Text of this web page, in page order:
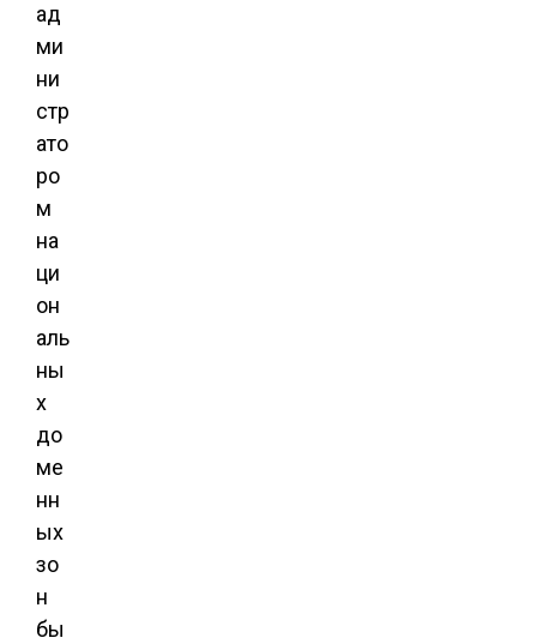
ад
ми
ни
стр
ато
ро
м
на
ци
он
аль
ны
х
до
ме
нн
ых
зо
н
бы